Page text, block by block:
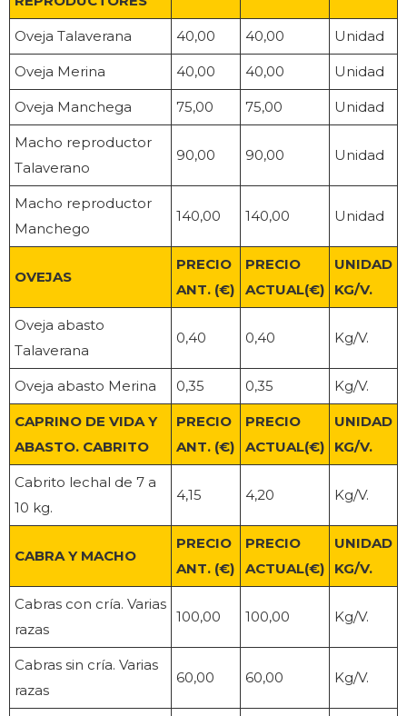
Oveja Talaverana 40,00 40,00 Unidad
Oveja Merina 40,00 40,00 Unidad
Oveja Manchega 75,00 75,00 Unidad
Macho reproductor
Talaverano
90,00 90,00 Unidad
Macho reproductor
Manchego
140,00 140,00 Unidad
OVEJAS
PRECIO
ANT. (€)
PRECIO
ACTUAL(€)
UNIDAD
KG/V.
Oveja abasto
Talaverana
0,40 0,40 Kg/V.
Oveja abasto Merina 0,35 0,35 Kg/V.
CAPRINO DE VIDA Y
ABASTO. CABRITO
PRECIO
ANT. (€)
PRECIO
ACTUAL(€)
UNIDAD
KG/V.
Cabrito lechal de 7 a
10 kg.
4,15 4,20 Kg/V.
CABRA Y MACHO
PRECIO
ANT. (€)
PRECIO
ACTUAL(€)
UNIDAD
KG/V.
Cabras con cría. Varias
razas
100,00 100,00 Kg/V.
Cabras sin cría. Varias
razas
60,00 60,00 Kg/V.